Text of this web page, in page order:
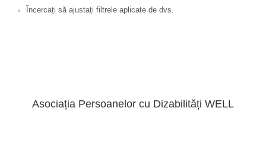
Încercați să ajustați filtrele aplicate de dvs.
Asociația Persoanelor cu Dizabilități WELL